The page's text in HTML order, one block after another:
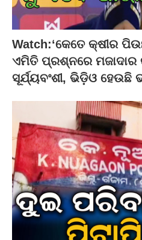
Watch:‘କେତେ କ୍ଷୀର
ଏମିତି ପ୍ରଶ୍ନରେ
ସୂର୍ଯ୍ୟବଂଶୀ, ଭିଡ଼ିଓ ହେଉଛି